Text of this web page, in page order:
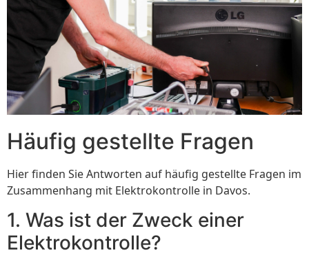
Häufig gestellte Fragen
Hier finden Sie Antworten auf häufig gestellte Fragen im
Zusammenhang mit Elektrokontrolle in Davos.
1. Was ist der Zweck einer
Elektrokontrolle?